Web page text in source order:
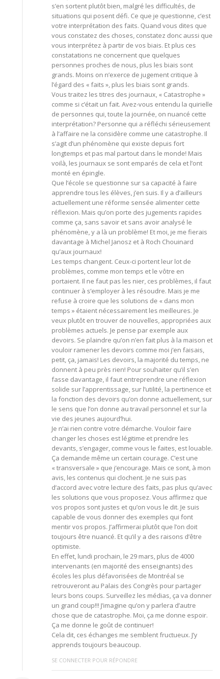
s’en sortent plutôt bien, malgré les difficultés, de
situations qui posent défi. Ce que je questionne, c’est
votre interprétation des faits. Quand vous dites que
vous constatez des choses, constatez donc aussi que
vous interprétez à partir de vos biais. Et plus ces
constatations ne concernent que quelques
personnes proches de nous, plus les biais sont
grands. Moins on n’exerce de jugement critique à
l’égard des « faits », plus les biais sont grands.
Vous traitez les titres des journaux, « Catastrophe »
comme si c’était un fait. Avez-vous entendu la quirielle
de personnes qui, toute la journée, on nuancé cette
interprétation? Personne qui a réfléchi sérieusement
à l’affaire ne la considère comme une catastrophe. Il
s’agit d’un phénomène qui existe depuis fort
longtemps et pas mal partout dans le monde! Mais
voilà, les journaux se sont emparés de cela et l’ont
monté en épingle.
Que l’école se questionne sur sa capacité à faire
apprendre tous les élèves, j’en suis. Il y a d’ailleurs
actuellement une réforme sensée alimenter cette
réflexion. Mais qu’on porte des jugements rapides
comme ça, sans savoir et sans avoir analysé le
phénomène, y a là un problème! Et moi, je me fierais
davantage à Michel Janosz et à Roch Chouinard
qu’aux journaux!
Les temps changent. Ceux-ci portent leur lot de
problèmes, comme mon temps et le vôtre en
portaient. Il ne faut pas les nier, ces problèmes, il faut
continuer à s’employer à les résoudre. Mais je me
refuse à croire que les solutions de « dans mon
temps » étaient nécessairement les meilleures. Je
veux plutôt en trouver de nouvelles, appropriées aux
problèmes actuels. Je pense par exemple aux
devoirs. Se plaindre qu’on n’en fait plus à la maison et
vouloir ramener les devoirs comme moi j’en faisais,
petit, ça, jamais! Les devoirs, la majorité du temps, ne
donnent à peu près rien! Pour souhaiter qu’il s’en
fasse davantage, il faut entreprendre une réflexion
solide sur l’apprentissage, sur l’utilité, la pertinence et
la fonction des devoirs qu’on donne actuellement, sur
le sens que l’on donne au travail personnel et sur la
vie des jeunes aujourd’hui.
Je n’ai rien contre votre démarche. Vouloir faire
changer les choses est légitime et prendre les
devants, s’engager, comme vous le faites, est louable.
Ça demande même un certain courage. C’est une
« transversale » que j’encourage. Mais ce sont, à mon
avis, les contenus qui clochent. Je ne suis pas
d’accord avec votre lecture des faits, pas plus qu’avec
les solutions que vous proposez. Vous affirmez que
vos propos sont justes et qu’on vous le dit. Je suis
capable de vous donner des exemples qui font
mentir vos propos. J’affirmerai plutôt que l’on doit
toujours être nuancé. Et qu’il y a des raisons d’être
optimiste.
En effet, lundi prochain, le 29 mars, plus de 4000
intervenants (en majorité des enseignants) des
écoles les plus défavorisées de Montréal se
retrouveront au Palais des Congrès pour partager
leurs bons coups. Surveillez les médias, ça va donner
un grand coup!!! J’imagine qu’on y parlera d’autre
chose que de catastrophe. Moi, ça me donne espoir.
Ça me donne le goût de continuer!
Cela dit, ces échanges me semblent fructueux. J’y
apprends toujours beaucoup.
SE CONNECTER POUR RÉPONDRE